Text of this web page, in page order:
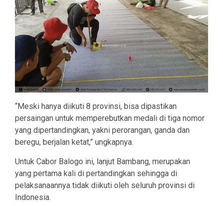
“Meski hanya diikuti 8 provinsi, bisa dipastikan
persaingan untuk memperebutkan medali di tiga nomor
yang dipertandingkan, yakni perorangan, ganda dan
beregu, berjalan ketat,” ungkapnya.
Untuk Cabor Balogo ini, lanjut Bambang, merupakan
yang pertama kali di pertandingkan sehingga di
pelaksanaannya tidak diikuti oleh seluruh provinsi di
Indonesia.